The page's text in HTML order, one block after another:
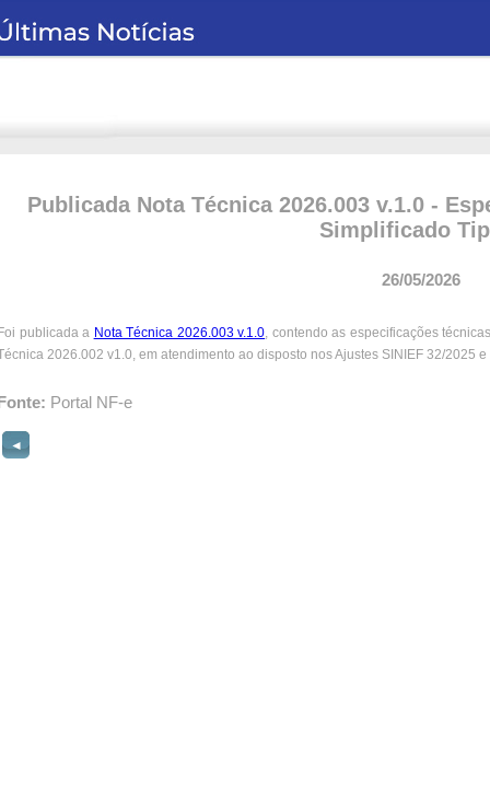
Publicada Nota Técnica 2026.003 v.1.0 -
Simplificado
26/05/2026
publicada a Nota Técnica 2026.003 v.1.0, contendo as especificações
2026.002 v1.0, em atendimento ao disposto nos Ajustes SINIEF 32/2025
Portal NF-e
◄